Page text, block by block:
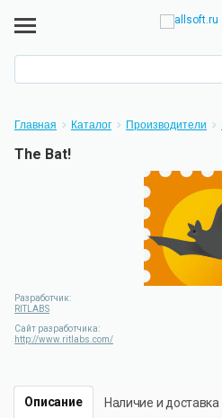
Главная Каталог Производители
The Bat!
Разработчик:
RITLABS
Сайт разработчика:
http://www.ritlabs.com/
Описание Наличие и доставка